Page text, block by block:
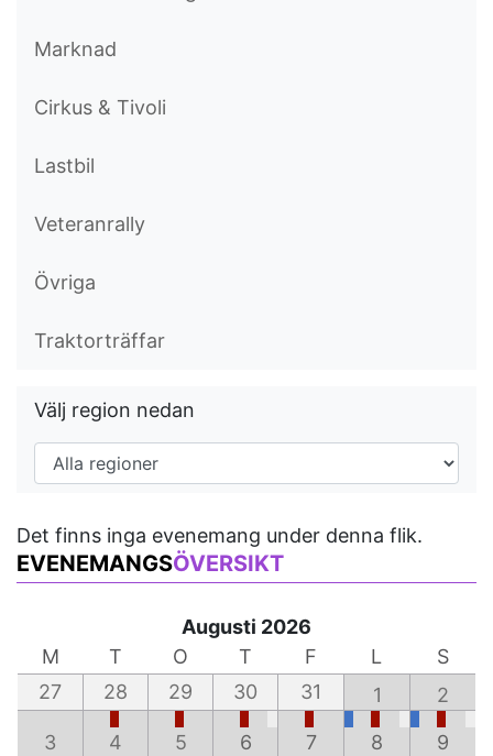
Marknad
Cirkus & Tivoli
Lastbil
Veteranrally
Övriga
Traktorträffar
Välj region nedan
Det finns inga evenemang under denna flik.
EVENEMANGSÖVERSIKT
Augusti 2026
M
T O T F L
S
27
28 29 30 31 1 2
3 4 5 6 7 8 9